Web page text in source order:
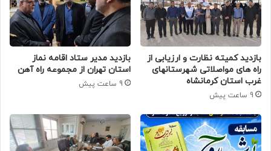
بازدید کمیته نظارت و ارزیابی از
راه های مواصلاتی شهرستانهای
غرب استان کرمانشاه
9 ساعت پیش
بازدید مدیر ستاد اقامه نماز
استان تهران از مجموعه راه آهن
9 ساعت پیش